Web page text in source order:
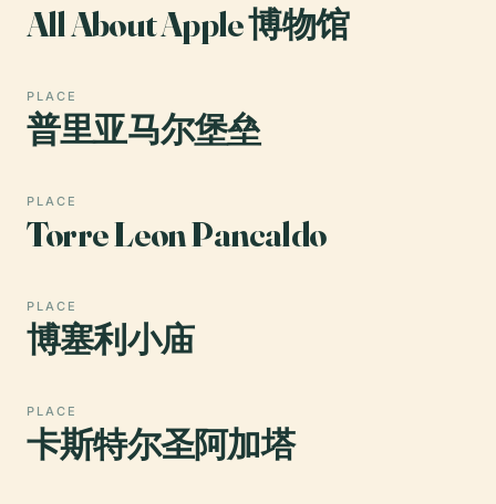
All About Apple 博物馆
PLACE
普里亚马尔堡垒
PLACE
Torre Leon Pancaldo
PLACE
博塞利小庙
PLACE
卡斯特尔圣阿加塔